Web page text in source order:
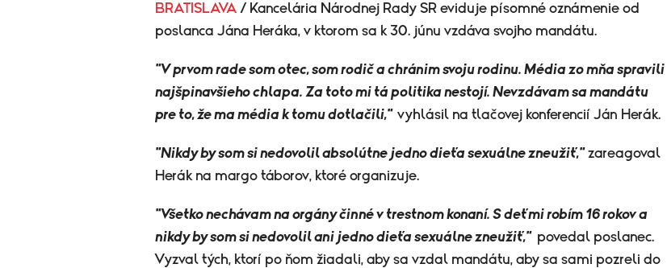
BRATISLAVA / Kancelária Národnej Rady SR eviduje písomné oznámenie od
poslanca Jána Heráka, v ktorom sa k 30. júnu vzdáva svojho mandátu.
"V prvom rade som otec, som rodič a chránim svoju rodinu. Média zo mňa spravili
najšpinavšieho chlapa. Za toto mi tá politika nestojí. Nevzdávam sa mandátu
pre to, že ma média k tomu dotlačili," vyhlásil na tlačovej konferencií Ján Herák.
"Nikdy by som si nedovolil absolútne jedno dieťa sexuálne zneužiť,"zareagoval
Herák na margo táborov, ktoré organizuje.
"Všetko nechávam na orgány činné v trestnom konaní. S deťmi robím 16 rokov a
nikdy by som si nedovolil ani jedno dieťa sexuálne zneužiť," povedal poslanec.
Vyzval tých, ktorí po ňom žiadali, aby sa vzdal mandátu, aby sa sami pozreli do